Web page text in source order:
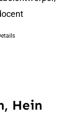
Hein